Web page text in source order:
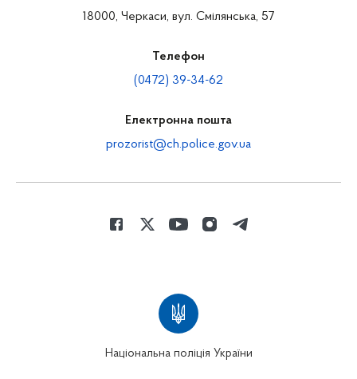
18000, Черкаси, вул. Смілянська, 57
Телефон
(0472) 39-34-62
Електронна пошта
prozorist@ch.police.gov.ua
Національна поліція України